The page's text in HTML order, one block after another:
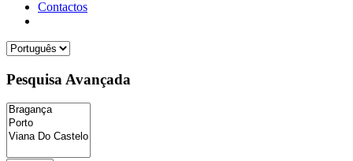
Contactos
Pesquisa Avançada